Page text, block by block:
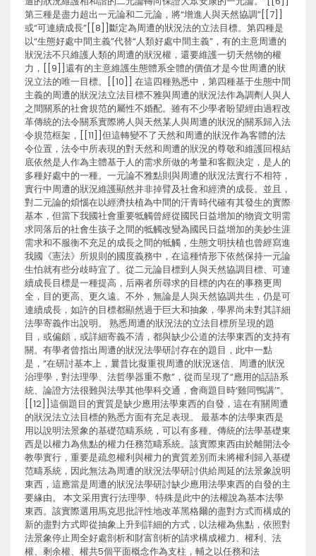
第三種是盡力超出一元論和二元論，將“增進人與天然協調”[[7]]
或“可連續成長”[[8]]斷定為周遭的狀況法的立法目標。第四種是
以“生態好處中間主義”代替“人類好處中間主義”，有的主意周遭的
狀況法不只維護人類的周遭的狀況權，還要維護一切天然物的權
力，[[9]]還有的主意維護生態體系全體的價值才是今世周遭的狀
況立法的唯一目標。[[10]] 在這四種熟悉中，第四種基于生態中間
主義的周遭的狀況法立法目標不雅與周遭的狀況法作為調劑人與人
之間關系的社會規范的屬性不婚配。雖有不少學者盼望經由過程改
革傳統的法令關系實際將人與天然某人與周遭的狀況的關系歸入法
令規范框架，[[11]]但這轉變不了天然和周遭的狀況作為客體的法
令位置，法令中所表現的對天然和周遭的狀況的尊敬和維護回根結
底依然是人作為主體基于人的需求所做的考量和客觀決定，是人的
多種好處中的一種。一元論不雅點則與周遭的狀況法實行不相符，
實行中周遭的狀況維護顯然并非掉臂及社會和經濟的成長。並且，
對二元論的煩惱在以經濟扶植為中間的汗青時代確有其發生的實際
基本，但當下我國社會重要牴觸曾經從國民日益增加的物資文明需
求同落后的社會生孩子之間的牴觸改變為國民日益增加的美妙生涯
需求和不服衡不充足的成長之間的牴觸，生態文明扶植也曾經寫進
我國《憲法》所規則的國度義務中，在這種情形下依然保持一元論
生怕就有些分歧時宜了。從二元論目標到人與天然協調目標、可連
續成長目標是一種提高，后兩者所尋求的目標的內在的事務更周
全，目的更高、更久遠。不外，無論是人與天然協調共生，仍是可
連續成長，如許的目標都顯然過于巨大和抽象，學界尚未對其詳細
法學寄義作出說明。 熟悉周遭的狀況法的立法目標所呈現的題
目，或偏頗，或詳細寄義不清，都與缺少公道的法學東西的支持有
關。有學者曾指出周遭的狀況法學研討存在的題目，此中一點
是，“在研討基本上，曩昔比擬重視周遭的狀況迷信、周遭的狀況
治理學，對法理學、法哲學器重不敷”，從而呈現了“應用的話語系
統、論證方法很難與法學其他學科交通，會商題目時‘雞同鴨講’”。
[[12]]這個題目的實質是缺少應用法學東西的自發，這在有關周遭
的狀況法立法目標的熟悉方面有充足表現。 最基本的法學東西是
用以說明法景象的基礎范疇系統，可以有多種。傳統的法學基礎東
西是以權力為焦點的權力任務范疇系統。該實際東西由於離開法令
教學實行，重要是疏忽權利與權力的實質差別而未將權利歸入基礎
范疇系統，因此無法為周遭的狀況法學研討供給周延的法景象說明
東西，這應當是周遭的狀況法學研討缺少應用法學東西的自發的主
要緣由。 本文采用實行法理學、特殊是此中的法權說為基本法學
東西。該實際選用馬克思批評性地改革黑格爾的盡對方式而構成的
新的盡對方式即從抽象上升到詳細的方式，以法權為焦點，依照對
法景象停止周全好處剖析和財富剖析的請求構成權力、權利、法
權、剩余權、權共5個平面概念作為支柱，輔之以任務和法